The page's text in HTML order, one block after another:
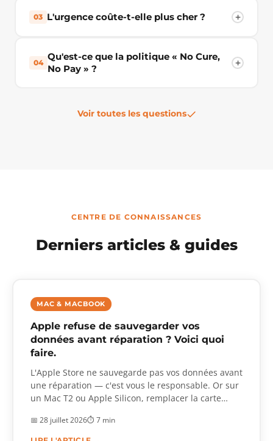
03 L'urgence coûte-t-elle plus cher ?
04
Qu'est-ce que la politique « No Cure,
No Pay » ?
Voir toutes les questions
CENTRE DE CONNAISSANCES
Derniers articles & guides
MAC & MACBOOK
Apple refuse de sauvegarder vos
données avant réparation ? Voici quoi
faire.
L'Apple Store ne sauvegarde pas vos données avant
une réparation — c'est vous le responsable. Or sur
un Mac T2 ou Apple Silicon, remplacer la carte
Tant que votre Mac démarre, même avec un écran
cassé, la sauvegarde est simple. Dès 250 € HT.
📅 28 juillet 2026⏱ 7 min